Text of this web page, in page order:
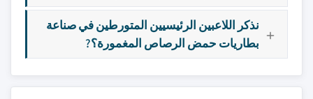
نذكر اللاعبين الرئيسيين المتورطين في صناعة
بطاريات حمض الرصاص المغمورة؟?